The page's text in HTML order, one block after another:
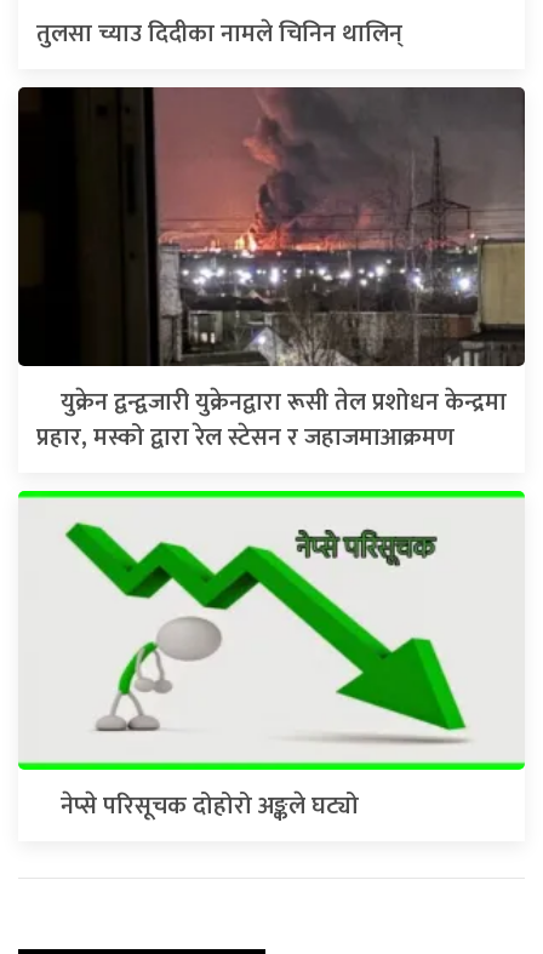
तुलसा च्याउ दिदीका नामले चिनिन थालिन्
युक्रेन द्वन्द्वजारी युक्रेनद्वारा रूसी तेल प्रशोधन केन्द्रमा
प्रहार, मस्को द्वारा रेल स्टेसन र जहाजमाआक्रमण
नेप्से परिसूचक दोहोरो अङ्कले घट्यो